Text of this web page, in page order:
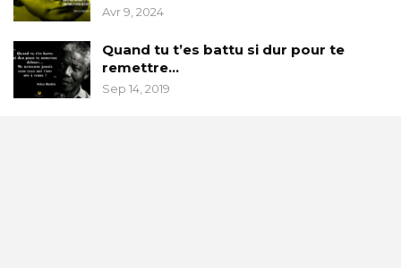
Avr 9, 2024
Quand tu t’es battu si dur pour te
remettre…
Sep 14, 2019